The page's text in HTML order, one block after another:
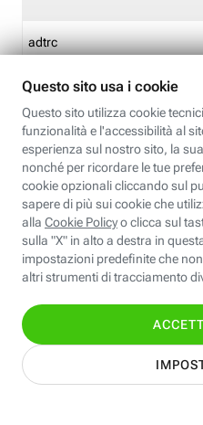
adtrc
CFFC<TagID>
CM
CM14
EBFC<BannerID>